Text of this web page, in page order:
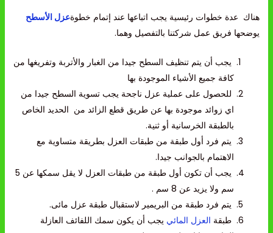
هناك عدة خطوات رئيسية يجب اتباعها عند إتمام خطوةعزل الأسطح
يوضحها فريق عمل شركتنا بالتفصيل وهما.
يجب أن يتم تنظيف السطح جيدا من الغبار والأتربة وتفريغها من
كافة جميع الأشياء الموجودة بها
للحصول على عملية عزل ناجحة يجب تسوية السطح جيدا من
اي زوائد موجودة بها عن طريق قطع الزائد من الحديد الخاص
بالطبقة الخرسانية أو ثنية.
يتم فرد أول طبقة من طبقات العزل بطريقة متساوية مع
الاهتمام بالجوانب جيدا.
يجب أن تكون أول طبقة من طبقات العزل لا يقل سمكها عن 5
سم ولا يزيد عن 8 سم .
يتم فرد طبقة من البريمير لاستقبال طبقة عزل مائى.
طبقة العزل المائي يجب أن يكون سمك اللفائف العازلة